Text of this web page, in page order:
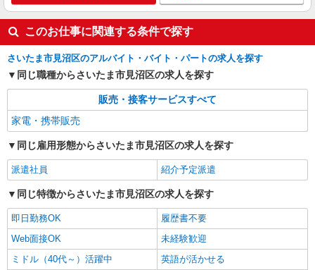
このお仕事に関連する条件で探す
さいたま市見沼区のアルバイト・バイト・パートの求人を探す
同じ職種からさいたま市見沼区の求人を探す
販売・接客サービスすべて
家電・携帯販売
同じ雇用形態からさいたま市見沼区の求人を探す
派遣社員 紹介予定派遣
同じ特徴からさいたま市見沼区の求人を探す
即日勤務OK
履歴書不要
Web面接OK
未経験歓迎
ミドル（40代～）活躍中
英語が活かせる